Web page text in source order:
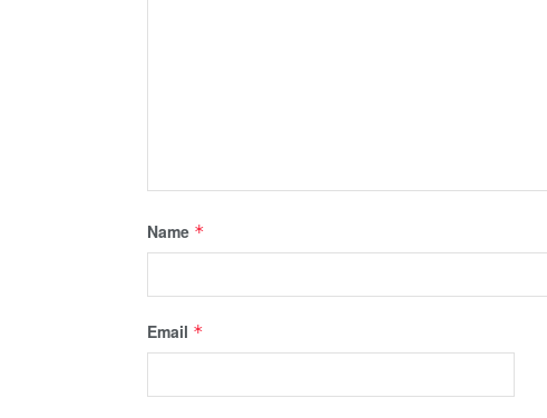
Name *
Email *